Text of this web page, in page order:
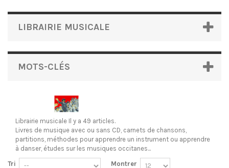
LIBRAIRIE MUSICALE
MOTS-CLÉS
Librairie musicale Il y a 49 articles.
Livres de musique avec ou sans CD, carnets de chansons,
partitions, méthodes pour apprendre un instrument ou apprendre
à danser, études sur les musiques occitanes...
Tri
Montrer